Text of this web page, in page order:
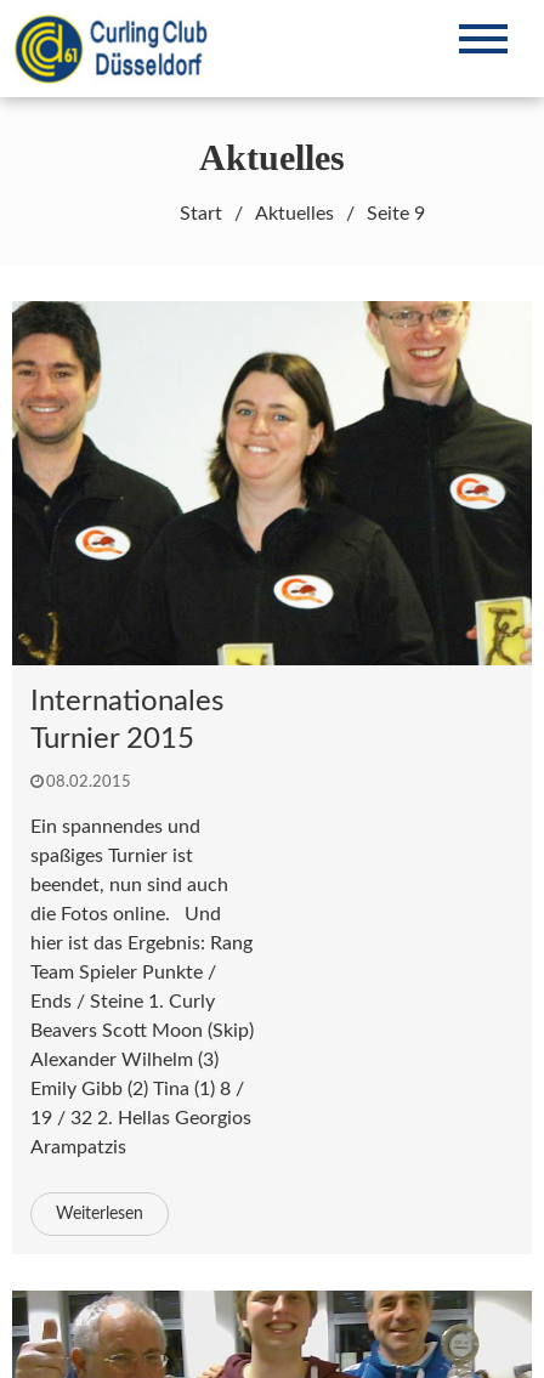
Zum
Inhalt
springen
Aktuelles
Start Aktuelles Seite 9
Internationales
Turnier 2015
08.02.2015
Ein spannendes und
spaßiges Turnier ist
beendet, nun sind auch
die Fotos online. Und
hier ist das Ergebnis: Rang
Team Spieler Punkte /
Ends / Steine 1. Curly
Beavers Scott Moon (Skip)
Alexander Wilhelm (3)
Emily Gibb (2) Tina (1) 8 /
19 / 32 2. Hellas Georgios
Arampatzis
Weiterlesen